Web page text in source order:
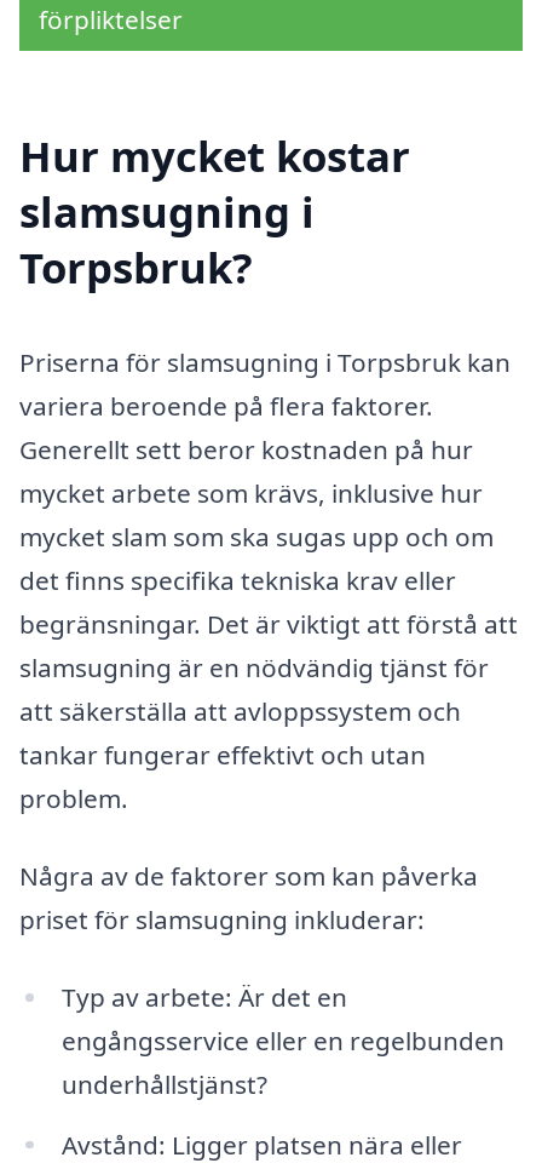
förpliktelser
Hur mycket kostar
slamsugning i
Torpsbruk?
Priserna för slamsugning i Torpsbruk kan
variera beroende på flera faktorer.
Generellt sett beror kostnaden på hur
mycket arbete som krävs, inklusive hur
mycket slam som ska sugas upp och om
det finns specifika tekniska krav eller
begränsningar. Det är viktigt att förstå att
slamsugning är en nödvändig tjänst för
att säkerställa att avloppssystem och
tankar fungerar effektivt och utan
problem.
Några av de faktorer som kan påverka
priset för slamsugning inkluderar:
Typ av arbete: Är det en
engångsservice eller en regelbunden
underhållstjänst?
Avstånd: Ligger platsen nära eller